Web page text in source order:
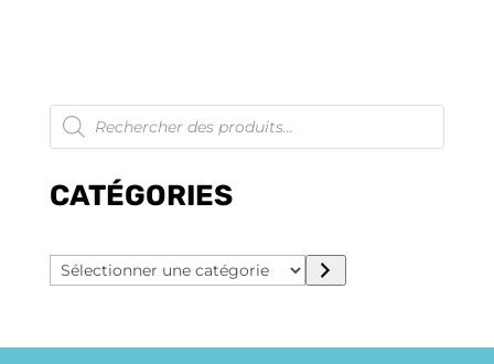
Recherche
de
produits
CATÉGORIES
Sélectionner
une